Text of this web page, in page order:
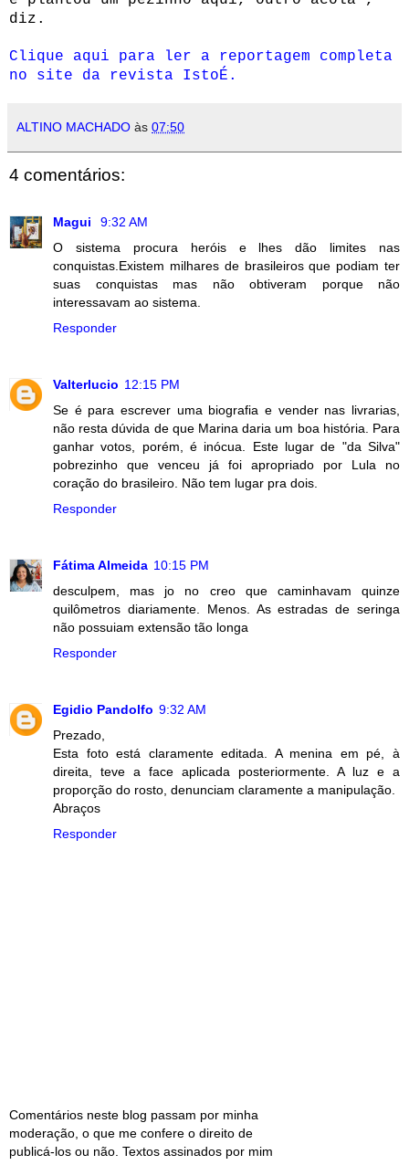
diz.
Clique aqui para ler a reportagem completa
no site da revista IstoÉ.
ALTINO MACHADO às 07:50
4 comentários:
Magui
9:32 AM
O sistema procura heróis e lhes dão limites nas
conquistas.Existem milhares de brasileiros que podiam ter
suas conquistas mas não obtiveram porque não
interessavam ao sistema.
Responder
Valterlucio 12:15 PM
Se é para escrever uma biografia e vender nas livrarias,
não resta dúvida de que Marina daria um boa história. Para
ganhar votos, porém, é inócua. Este lugar de "da Silva"
pobrezinho que venceu já foi apropriado por Lula no
coração do brasileiro. Não tem lugar pra dois.
Responder
Fátima Almeida 10:15 PM
desculpem, mas jo no creo que caminhavam quinze
quilômetros diariamente. Menos. As estradas de seringa
não possuiam extensão tão longa
Responder
Egidio Pandolfo 9:32 AM
Prezado,
Esta foto está claramente editada. A menina em pé, à
direita, teve a face aplicada posteriormente. A luz e a
proporção do rosto, denunciam claramente a manipulação.
Abraços
Responder
Comentários neste blog passam por minha
moderação, o que me confere o direito de
publicá-los ou não. Textos assinados por mim